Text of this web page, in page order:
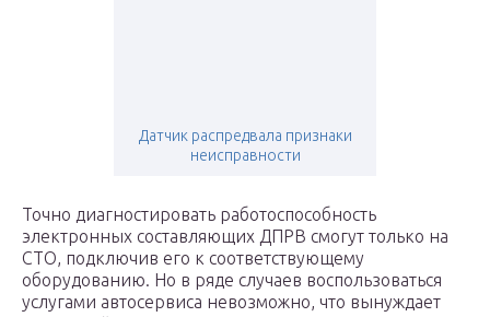
Датчик распредвала признаки
неисправности
Точно диагностировать работоспособность
электронных составляющих ДПРВ смогут только на
СТО, подключив его к соответствующему
оборудованию. Но в ряде случаев воспользоваться
услугами автосервиса невозможно, что вынуждает